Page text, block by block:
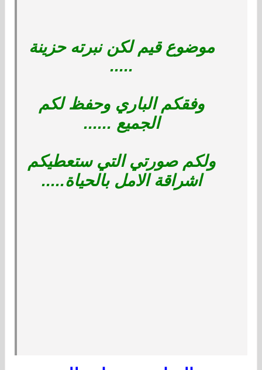
موضوع قيم لكن نبرته حزينة
.....
وفقكم الباري وحفظ لكم
الجميع ......
ولكم صورتي التي ستعطيكم
اشراقة الامل بالحياة.....